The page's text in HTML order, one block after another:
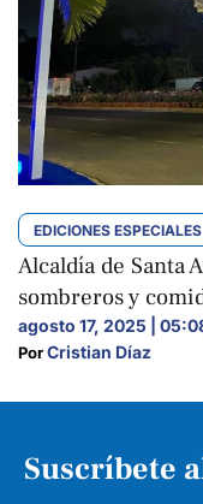
EDICIONES ESPECIALES
Alcaldía de Santa
sombreros y
agosto 17, 2025 |
Por Cristian Díaz
Suscríbete